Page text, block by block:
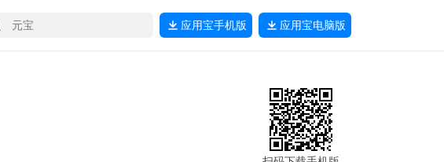
应用宝手机版 应用宝电脑版